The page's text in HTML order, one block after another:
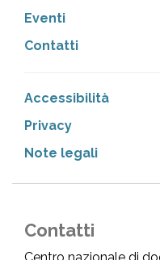
Eventi
Contatti
Accessibilità
Privacy
Note legali
Contatti